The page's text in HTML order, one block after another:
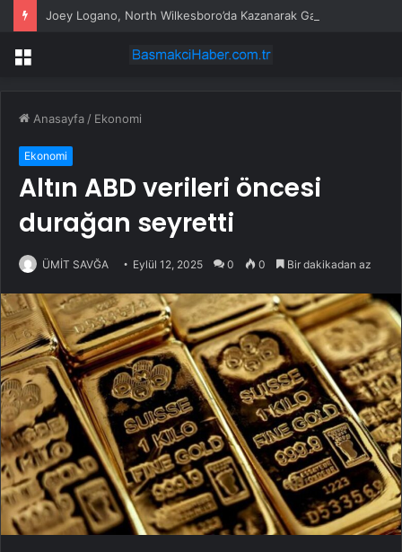
Menü
Anasayfa / Ekonomi
Ekonomi
Altın ABD verileri öncesi
durağan seyretti
ÜMİT SAVĞA Eylül 12, 2025 0 0 Bir dakikadan az